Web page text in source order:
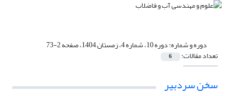
دوره و شماره:دوره 10، شماره 4، زمستان 1404، صفحه 2-73
تعداد مقالات: 6
سخن سردبیر